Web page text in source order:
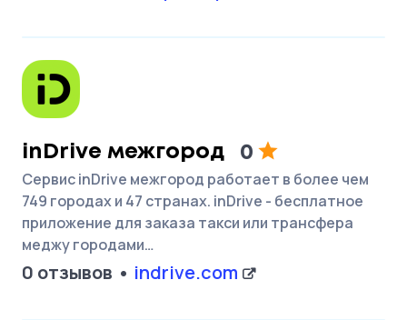
inDrive межгород 0
Сервис inDrive межгород работает в более чем
749 городах и 47 странах. inDrive - бесплатное
приложение для заказа такси или трансфера
меджу городами…
0 отзывов indrive.com